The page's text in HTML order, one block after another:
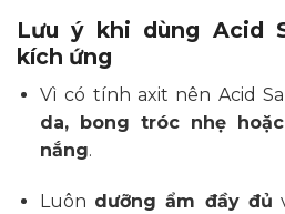
Lưu ý khi dùng Acid
kích ứng
Vì có tính axit nên Acid
da, bong tróc nhẹ
nắng.
Luôn dưỡng ẩm đầy đủ